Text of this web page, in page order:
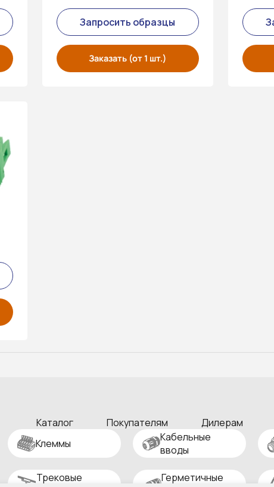
Запросить образцы
Заказать (от 1 шт.)
Каталог Покупателям Дилерам
Клеммы
Кабельные
вводы
Трековые
Герметичные